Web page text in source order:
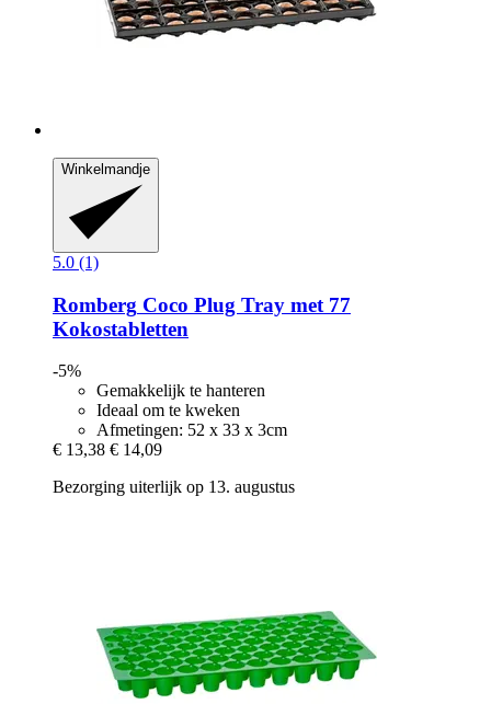
Winkelmandje
5.0 (1)
Romberg Coco Plug Tray met 77
Kokostabletten
-5%
Gemakkelijk te hanteren
Ideaal om te kweken
Afmetingen: 52 x 33 x 3cm
€ 13,38 € 14,09
Bezorging uiterlijk op 13. augustus